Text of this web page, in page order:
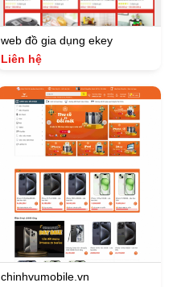
web đồ gia dụng ekey
Liên hệ
chinhvumobile.vn